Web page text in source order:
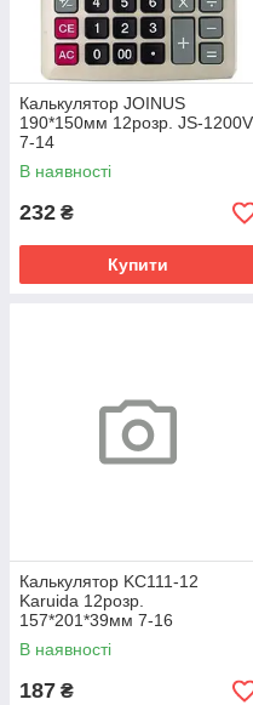
Калькулятор JOINUS
190*150мм 12розр. JS-1200V
7-14
В наявності
232 ₴
Купити
Калькулятор KC111-12
Karuida 12розр.
157*201*39мм 7-16
В наявності
187 ₴